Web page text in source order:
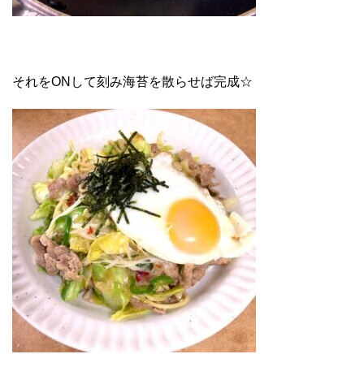
それをONして刻み海苔を散らせば完成☆